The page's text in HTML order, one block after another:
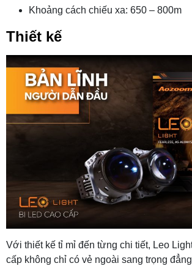
Khoảng cách chiếu xa: 650 – 800m
Thiết kế
Với thiết kế tỉ mỉ đến từng chi tiết, Leo
cấp không chỉ có vẻ ngoài sang trọng